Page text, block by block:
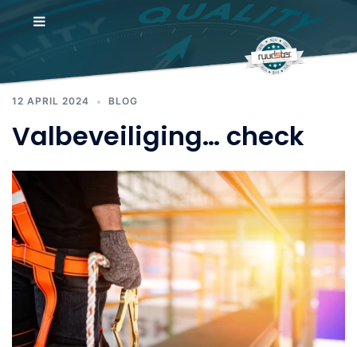
Maand: april 2024
12 APRIL 2024 BLOG
Valbeveiliging… check